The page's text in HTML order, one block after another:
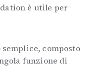
è utile per
composto
funzione di